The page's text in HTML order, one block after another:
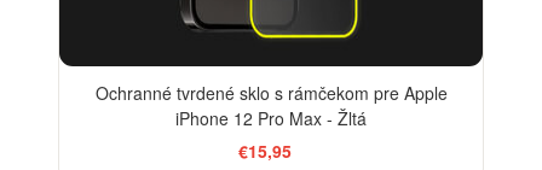
Ochranné tvrdené sklo s rámčekom pre Apple
iPhone 12 Pro Max - Žltá
€15,95